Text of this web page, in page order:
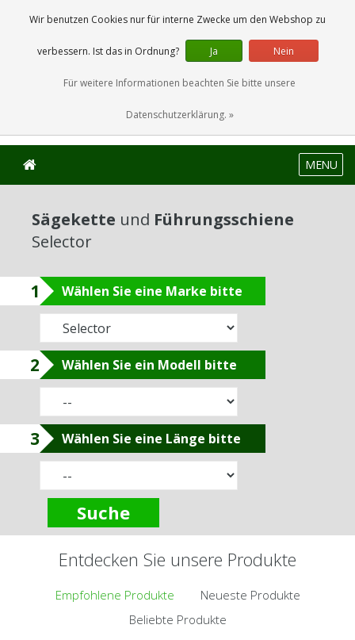
0 Artikel
MENU
Sägekette und Führungsschiene
Selector
1 Wählen Sie eine Marke bitte
2 Wählen Sie ein Modell bitte
3 Wählen Sie eine Länge bitte
Suche
Entdecken Sie unsere Produkte
Empfohlene Produkte
Neueste Produkte
Beliebte Produkte
Wir benutzen Cookies nur für interne Zwecke um den Webshop zu
verbessern. Ist das in Ordnung? Ja Nein
Für weitere Informationen beachten Sie bitte unsere
Datenschutzerklärung. »